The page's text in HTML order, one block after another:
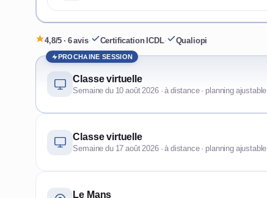
4,8/5 · 6 avis· Certification ICDL· Qualiopi
PROCHAINE SESSION
Classe virtuelle
Semaine du 10 août 2026 · à distance · planning ajustable
Classe virtuelle
Semaine du 17 août 2026 · à distance · planning ajustable
Le Mans